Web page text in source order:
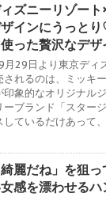
ズニーリゾート
インにうっと
った贅沢なデザ
29日より東京ディ
されるのは、ミッキ
印象的なオリジナル
ーブランド「スター
しているだけあって
綺麗だね」を狙
感を漂わせる